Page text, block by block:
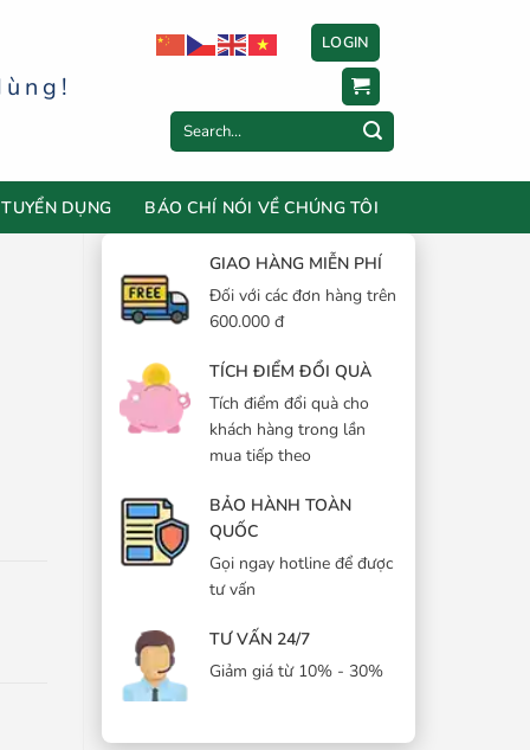
LOGIN
Search
for:
TUYỂN DỤNG BÁO CHÍ NÓI VỀ CHÚNG TÔI
GIAO HÀNG MIỄN PHÍ
Đối với các đơn hàng trên
600.000 đ
TÍCH ĐIỂM ĐỔI QUÀ
Tích điểm đổi quà cho
khách hàng trong lần
mua tiếp theo
BẢO HÀNH TOÀN
QUỐC
Gọi ngay hotline để được
tư vấn
TƯ VẤN 24/7
Giảm giá từ 10% - 30%